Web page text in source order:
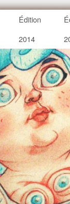
Édition
2014